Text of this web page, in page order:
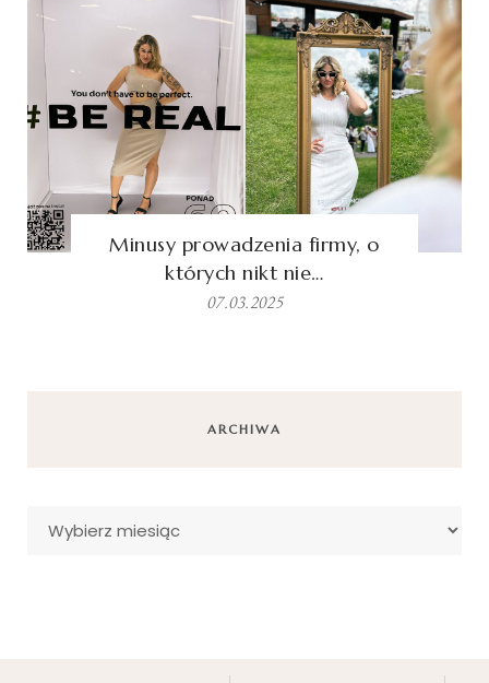
Minusy prowadzenia firmy, o
których nikt nie…
07.03.2025
ARCHIWA